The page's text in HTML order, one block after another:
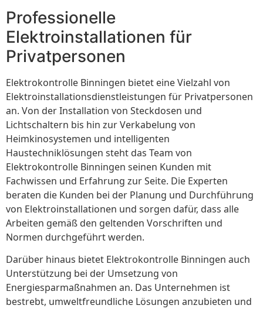
Professionelle
Elektroinstallationen für
Privatpersonen
Elektrokontrolle Binningen bietet eine Vielzahl von
Elektroinstallationsdienstleistungen für Privatpersonen
an. Von der Installation von Steckdosen und
Lichtschaltern bis hin zur Verkabelung von
Heimkinosystemen und intelligenten
Haustechniklösungen steht das Team von
Elektrokontrolle Binningen seinen Kunden mit
Fachwissen und Erfahrung zur Seite. Die Experten
beraten die Kunden bei der Planung und Durchführung
von Elektroinstallationen und sorgen dafür, dass alle
Arbeiten gemäß den geltenden Vorschriften und
Normen durchgeführt werden.
Darüber hinaus bietet Elektrokontrolle Binningen auch
Unterstützung bei der Umsetzung von
Energiesparmaßnahmen an. Das Unternehmen ist
bestrebt, umweltfreundliche Lösungen anzubieten und